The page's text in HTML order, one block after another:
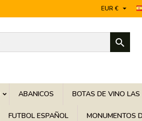
EUR € 

ABANICOS BOTAS DE VINO LAS
FUTBOL ESPAÑOL MONUMENTOS